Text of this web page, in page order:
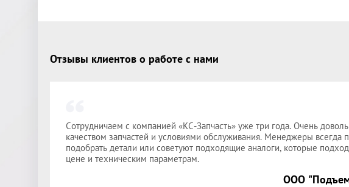
Отзывы клиентов о работе с нами
Сотрудничаем с компанией «КС-Запчасть» уже три года. Очень
качеством запчастей и условиями обслуживания. Менеджеры всегда
подобрать детали или советуют подходящие аналоги, которые
цене и техническим параметрам.
ООО